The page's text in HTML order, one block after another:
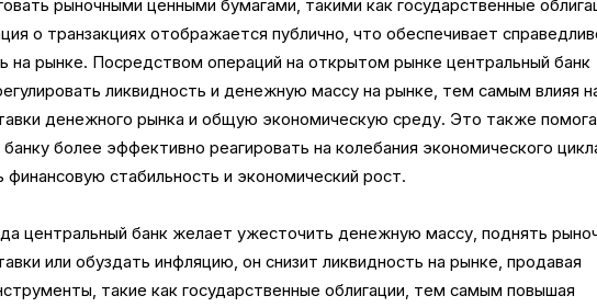
рыночными ценными бумагами, такими как государственные
о транзакциях отображается публично, что обеспечивает
на рынке. Посредством операций на открытом рынке центральный банк
ликвидность и денежную массу на рынке, тем самым влияя
денежного рынка и общую экономическую среду. Это также
более эффективно реагировать на колебания экономического
стабильность и экономический рост.
центральный банк желает ужесточить денежную массу, поднять
или обуздать инфляцию, он снизит ликвидность на рынке, продавая
такие как государственные облигации, тем самым повышая